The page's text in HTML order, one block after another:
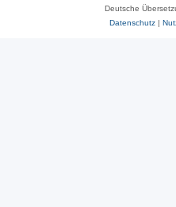
Deutsche
Datenschutz|